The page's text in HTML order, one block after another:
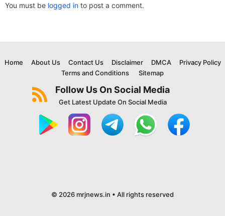
You must be logged in to post a comment.
Home About Us Contact Us Disclaimer DMCA
Privacy Policy
Terms and Conditions
Sitemap
Follow Us On Social Media
Get Latest Update On Social Media
© 2026 mrjnews.in • All rights reserved